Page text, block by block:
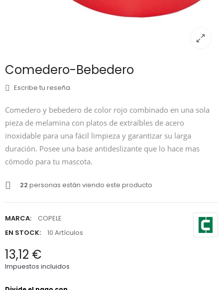
Comedero-Bebedero
Escribe tu reseña
Comedero y bebedero de color rojo combinado en una sola
pieza de melamina con platos de extraíbles de acero
inoxidable para una fácil limpieza y garantizar su larga
duración. Posee una base antideslizante que lo hace mas
cómodo para tu mascota.
22 personas están viendo este producto
MARCA:
COPELE
EN STOCK:
10 Artículos
13,12 €
Impuestos incluidos